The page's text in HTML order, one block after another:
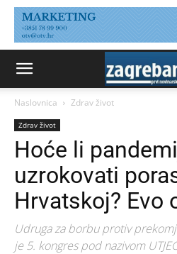
Naslovnica Zdrav život
Zdrav život
Hoće li
uzrokovati
Hrvatskoj? Evo
Udruga za borbu protiv
je 5. kongres pod nazivom